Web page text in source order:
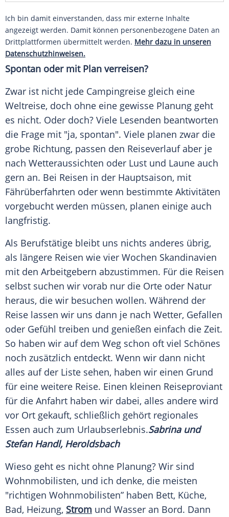
Ich bin damit einverstanden, dass mir externe Inhalte
angezeigt werden. Damit können personenbezogene Daten an
Drittplattformen übermittelt werden. Mehr dazu in unseren
Datenschutzhinweisen.
Spontan oder mit Plan verreisen?
Zwar ist nicht jede Campingreise gleich eine
Weltreise, doch ohne eine gewisse Planung geht
es nicht. Oder doch? Viele Lesenden beantworten
die Frage mit "ja, spontan". Viele planen zwar die
grobe Richtung, passen den Reiseverlauf aber je
nach Wetteraussichten oder Lust und Laune auch
gern an. Bei Reisen in der Hauptsaison, mit
Fährüberfahrten oder wenn bestimmte Aktivitäten
vorgebucht werden müssen, planen einige auch
langfristig.
Als Berufstätige bleibt uns nichts anderes übrig,
als längere Reisen wie vier Wochen Skandinavien
mit den Arbeitgebern abzustimmen. Für die Reisen
selbst suchen wir vorab nur die Orte oder Natur
heraus, die wir besuchen wollen. Während der
Reise lassen wir uns dann je nach Wetter, Gefallen
oder Gefühl treiben und genießen einfach die Zeit.
So haben wir auf dem Weg schon oft viel Schönes
noch zusätzlich entdeckt. Wenn wir dann nicht
alles auf der Liste sehen, haben wir einen Grund
für eine weitere Reise. Einen kleinen Reiseproviant
für die Anfahrt haben wir dabei, alles andere wird
vor Ort gekauft, schließlich gehört regionales
Essen auch zum Urlaubserlebnis.Sabrina und
Stefan Handl, Heroldsbach
Wieso geht es nicht ohne Planung? Wir sind
Wohnmobilisten, und ich denke, die meisten
"richtigen Wohnmobilisten” haben Bett, Küche,
Bad, Heizung, Strom und Wasser an Bord. Dann